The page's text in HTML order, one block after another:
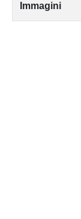
Immagini